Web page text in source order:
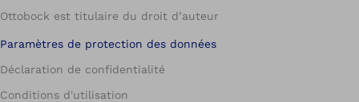
Ottobock est titulaire du droit d’auteur
Paramètres de protection des données
Déclaration de confidentialité
Conditions d'utilisation